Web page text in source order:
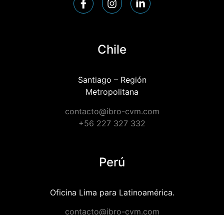
Chile
Santiago – Región
Metropolitana
contacto@ibro-cvm.com
+56 227 327 332
Perú
Oficina Lima para Latinoamérica.
contacto@ibro-cvm.com